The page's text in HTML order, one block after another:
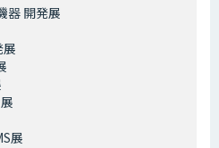
器 開発展
展